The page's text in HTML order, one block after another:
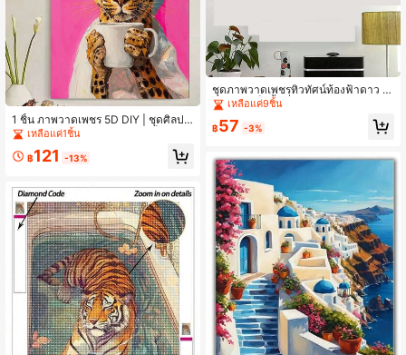
1 ชิ้น ภาพวาดเพชร 5D DIY | ชุดศิลปะเ
พชรสีชมพู, เสือดาวห่อด้วยผ้าเช็ดตัวอย่
างหรูหราดื่มกาแฟ ภาพวาดเพชร DIY
ชุดปักครอสสติช. ภาพวาดตกแต่งทำด้ว
เหลือแค่1ชิ้น
฿121 -13%
ชุดภาพวาดเพชรทิวทัศน์ท้องฟ้าดาว 1
ชุด แบบเต็มพื้นที่ DIY งานฝีมือตกแต่ง
ของขวัญสำหรับตกแต่งผนังบ้าน แบบไ
ม่มีกรอบ
เหลือแค่9ชิ้น
฿57 -3%